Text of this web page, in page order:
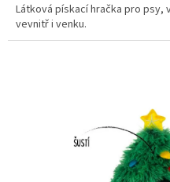
Látková pískací hračka pro psy,
vevnitř i venku.